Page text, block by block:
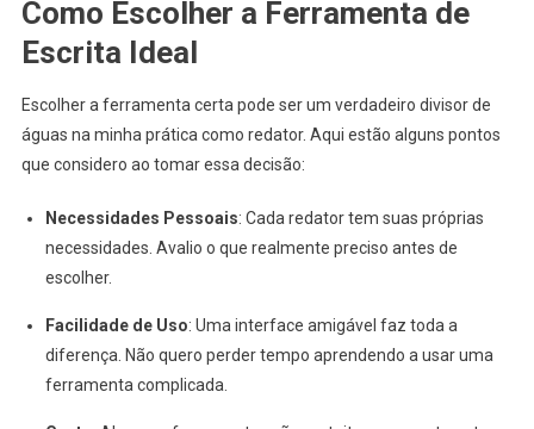
Como Escolher a Ferramenta de
Escrita Ideal
Escolher a ferramenta certa pode ser um verdadeiro divisor de
águas na minha prática como redator. Aqui estão alguns pontos
que considero ao tomar essa decisão:
Necessidades Pessoais: Cada redator tem suas próprias
necessidades. Avalio o que realmente preciso antes de
escolher.
Facilidade de Uso: Uma interface amigável faz toda a
diferença. Não quero perder tempo aprendendo a usar uma
ferramenta complicada.